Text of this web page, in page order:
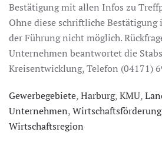
Bestätigung mit allen Infos zu
Ohne diese schriftliche Bestätigung
der Führung nicht möglich.
Unternehmen beantwortet die
Kreisentwicklung, Telefon (04171)
Gewerbegebiete,Harburg,KMU,
Unternehmen,
Wirtschaftsregion